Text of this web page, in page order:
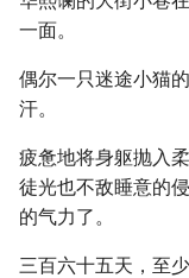
一面。
偶尔一只迷途小猫
汗。
疲惫地将身躯抛入
徒光也不敌睡意的
的气力了。
三百六十五天，至